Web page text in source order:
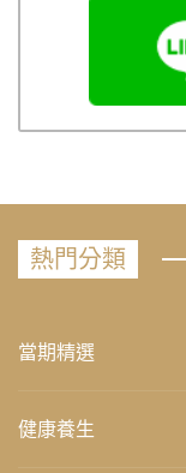
熱門分類
當期精選
健康養生